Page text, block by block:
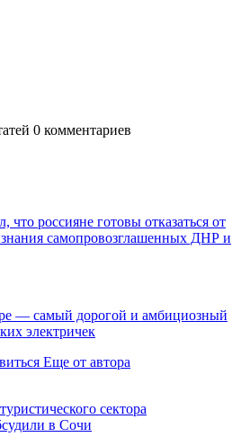
0 комментариев
что россияне готовы отказаться от
самопровозглашенных ДНР и
— самый дорогой и амбициозный
электричек
Еще от автора
сектора
в Сочи